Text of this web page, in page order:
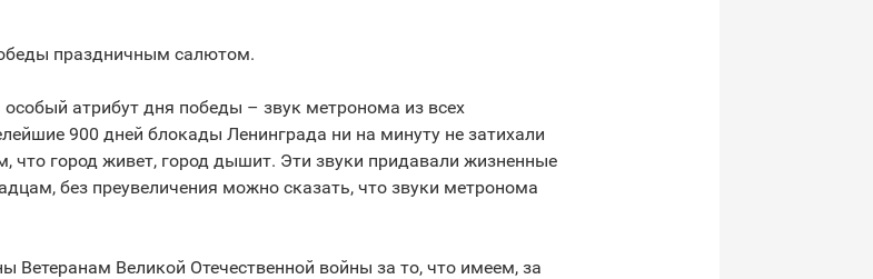
праздничным салютом.
атрибут дня победы – звук метронома из всех
900 дней блокады Ленинграда ни на минуту не затихали
что город живет, город дышит. Эти звуки придавали жизненные
без преувеличения можно сказать, что звуки метронома
Великой Отечественной войны за то, что имеем, за